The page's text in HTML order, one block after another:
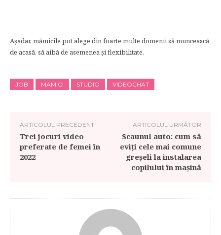
Așadar, mămicile pot alege din foarte multe domenii să muncească
de acasă, să aibă de asemenea și flexibilitate.
JOB MAMICI STUDIO VIDEOCHAT
ARTICOLUL PRECEDENT
Trei jocuri video
preferate de femei în
2022
ARTICOLUL URMĂTOR
Scaunul auto: cum să
eviți cele mai comune
greșeli la instalarea
copilului în mașină